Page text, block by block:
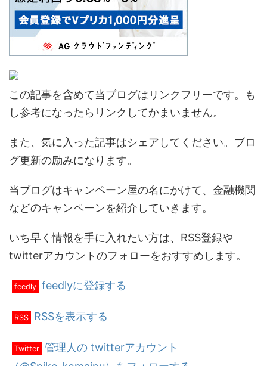
この記事を含めて当ブログはリンクフリーです。も
し参考になったらリンクしてかまいません。
また、気に入った記事はシェアしてください。ブロ
グ更新の励みになります。
当ブログはキャンペーン屋の名にかけて、金融機関
などのキャンペーンを紹介していきます。
いち早く情報を手に入れたい方は、RSS登録や
twitterアカウントのフォローをおすすめします。
feedly feedlyに登録する
RSS RSSを表示する
Twitter 管理人の twitterアカウント